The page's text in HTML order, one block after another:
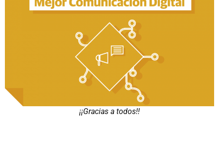
¡¡Gracias a todos!!